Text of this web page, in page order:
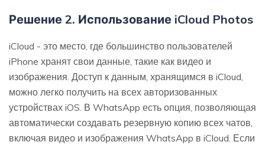
Решение 2. Использование iCloud Photos
iCloud - это место, где большинство пользователей
iPhone хранят свои данные, такие как видео и
изображения. Доступ к данным, хранящимся в iCloud,
можно легко получить на всех авторизованных
устройствах iOS. В WhatsApp есть опция, позволяющая
автоматически создавать резервную копию всех чатов,
включая видео и изображения WhatsApp в iCloud. Если